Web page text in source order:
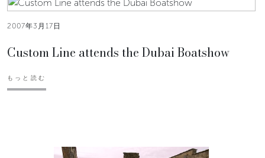
2007年3月17日
Custom Line attends the Dubai Boatshow
もっと読む